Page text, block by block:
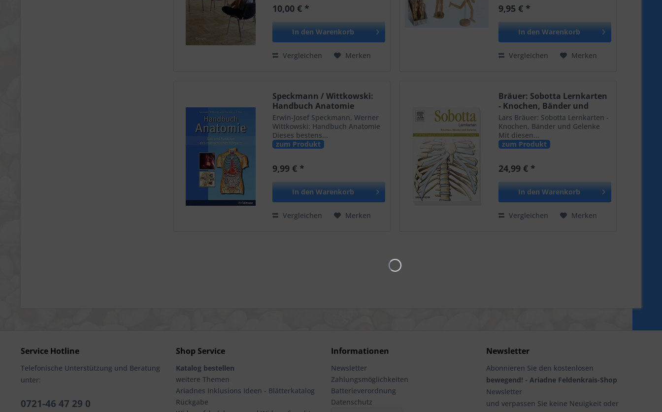
10,00 € *
In den Warenkorb
Vergleichen Merken
9,95 € *
In den Warenkorb
Vergleichen Merken
Speckmann / Wittkowski:
Handbuch Anatomie
Erwin-Josef Speckmann, Werner
Wittkowski: Handbuch Anatomie
Dieses bestens...
zum Produkt
9,99 € *
In den Warenkorb
Vergleichen Merken
Bräuer: Sobotta Lernkarten
- Knochen, Bänder und
Gelenke
Lars Bräuer: Sobotta Lernkarten -
Knochen, Bänder und Gelenke
Mit diesen...
zum Produkt
24,99 € *
In den Warenkorb
Vergleichen Merken
Service Hotline
Telefonische Unterstützung und Beratung
unter:
0721-46 47 29 0
Shop Service
Katalog bestellen
weitere Themen
Ariadnes Inklusions Ideen - Blätterkatalog
Rückgabe
Informationen
Newsletter
Zahlungsmöglichkeiten
Batterieverordnung
Datenschutz
Newsletter
Abonnieren Sie den kostenlosen
bewegend! - Ariadne Feldenkrais-Shop
Newsletter
und verpassen Sie keine Neuigkeit oder